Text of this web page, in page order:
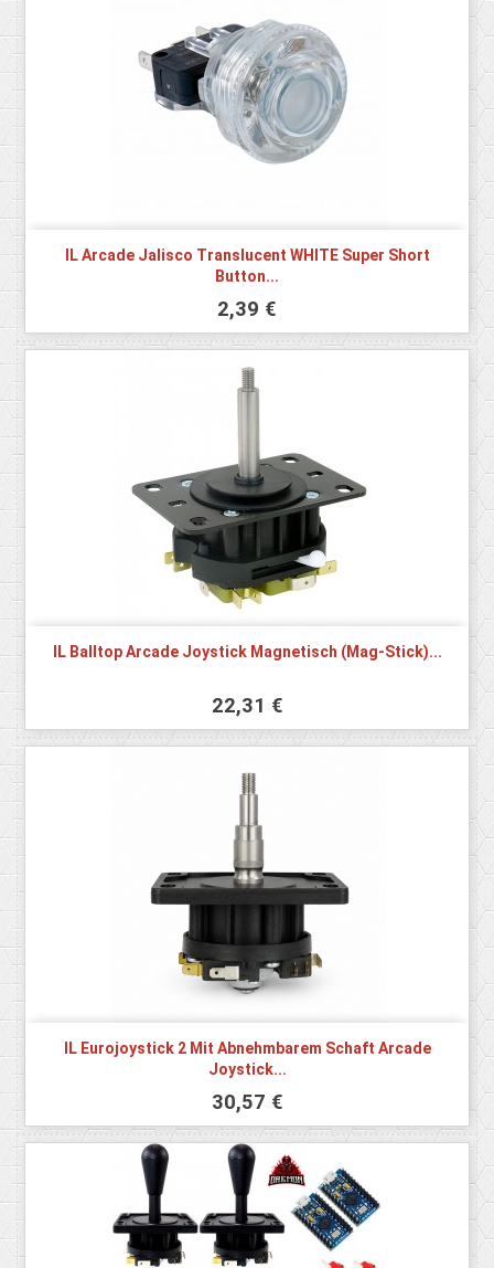
IL Arcade Jalisco Translucent WHITE Super Short
Button...
2,39 €
IL Balltop Arcade Joystick Magnetisch (Mag-Stick)...
22,31 €
IL Eurojoystick 2 Mit Abnehmbarem Schaft Arcade
Joystick...
30,57 €